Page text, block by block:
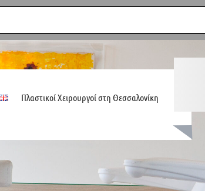
Πλαστικοί Χειρουργοί στη Θεσσαλονίκη